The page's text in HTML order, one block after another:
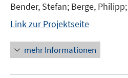
Bender, Stefan; Berge,
Link zur Projektseite
mehr Informationen